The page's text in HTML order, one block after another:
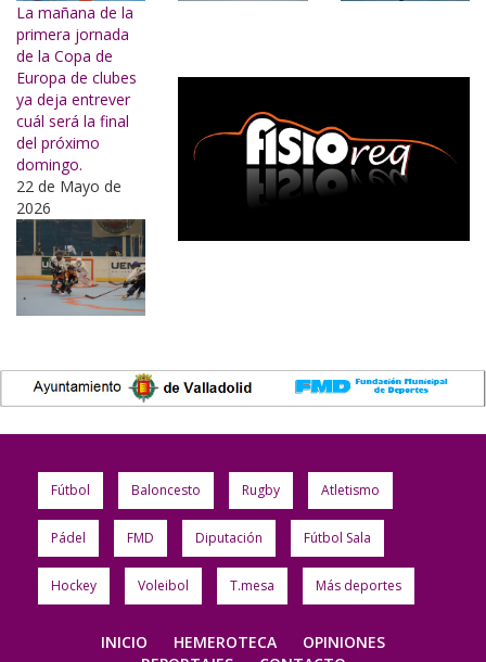
La mañana de la
primera jornada
de la Copa de
Europa de clubes
ya deja entrever
cuál será la final
del próximo
domingo.
22 de Mayo de
2026
Fútbol Baloncesto Rugby Atletismo
Pádel FMD Diputación Fútbol Sala
Hockey Voleibol T.mesa Más deportes
INICIO HEMEROTECA
OPINIONES